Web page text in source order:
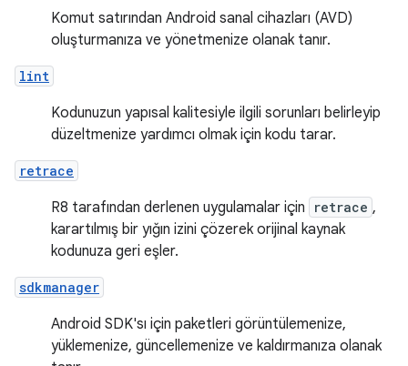
Komut satırından Android sanal cihazları (AVD)
oluşturmanıza ve yönetmenize olanak tanır.
lint
Kodunuzun yapısal kalitesiyle ilgili sorunları belirleyip
düzeltmenize yardımcı olmak için kodu tarar.
retrace
R8 tarafından derlenen uygulamalar için retrace ,
karartılmış bir yığın izini çözerek orijinal kaynak
kodunuza geri eşler.
sdkmanager
Android SDK'sı için paketleri görüntülemenize,
yüklemenize, güncellemenize ve kaldırmanıza olanak